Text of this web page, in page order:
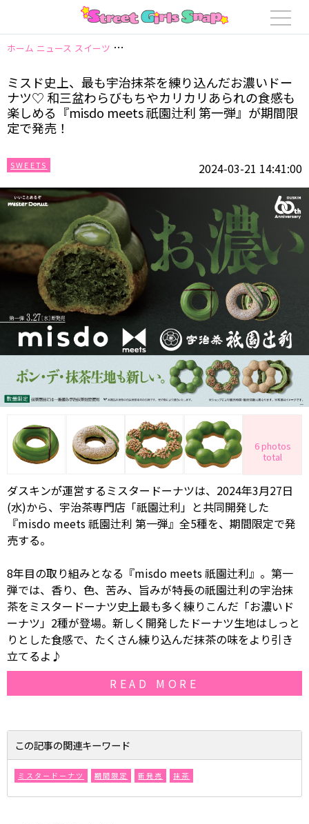
ホーム ニュース スイーツ ミスド史上、最も宇治抹茶を練り込んだお濃
ミスド史上、最も宇治抹茶を練り込んだお濃いドー
ナツ♡ 和三盆わらびもちやカリカリあられの食感も
楽しめる『misdo meets 祇園辻利 第一弾』が期間限
定で発売！
SWEETS 2024-03-21 14:41:00
6 photos
total
ダスキンが゙運営するミスタードーナツは、2024年3月27日
(水)から、宇治茶専門店「祇園辻利」と共同開発した
『misdo meets 祇園辻利 第一弾』全5種を、期間限定で発
売する。
8年目の取り組みとなる『misdo meets 祇園辻利』。第一
弾では、香り、色、苦み、旨みが特長の祇園辻利の宇治抹
茶をミスタードーナツ史上最も多く練りこんだ「お濃いド
ーナツ」2種が登場。新しく開発したドーナツ生地はしっと
りとした食感で、たくさん練り込んだ抹茶の味をより引き
立てるよ♪
READ MORE
この記事の関連キーワード
ミスタードーナツ 期間限定 新発売 抹茶